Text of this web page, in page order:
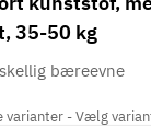
35-50 kg
bæreevne
varianter - Vælg